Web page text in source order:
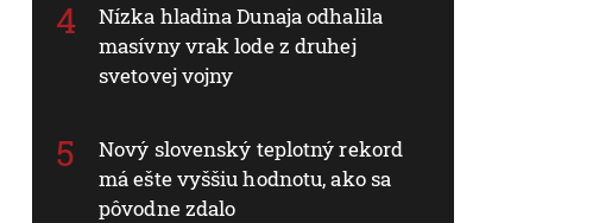
Nízka hladina Dunaja odhalila
masívny vrak lode z druhej
svetovej vojny
Nový slovenský teplotný rekord
má ešte vyššiu hodnotu, ako sa
pôvodne zdalo